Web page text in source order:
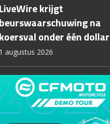
LiveWire krijgt
beurswaarschuwing na
koersval onder één dollar
1 augustus 2026